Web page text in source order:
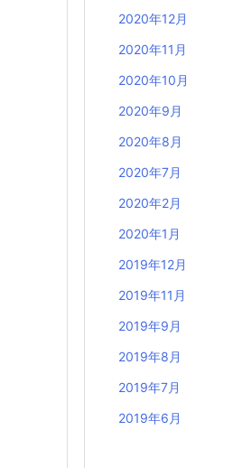
2020年12月
2020年11月
2020年10月
2020年9月
2020年8月
2020年7月
2020年2月
2020年1月
2019年12月
2019年11月
2019年9月
2019年8月
2019年7月
2019年6月